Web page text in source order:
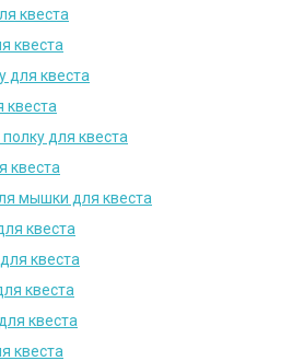
квеста
квеста
для квеста
квеста
для квеста
квеста
мышки для квеста
квеста
квеста
квеста
квеста
квеста